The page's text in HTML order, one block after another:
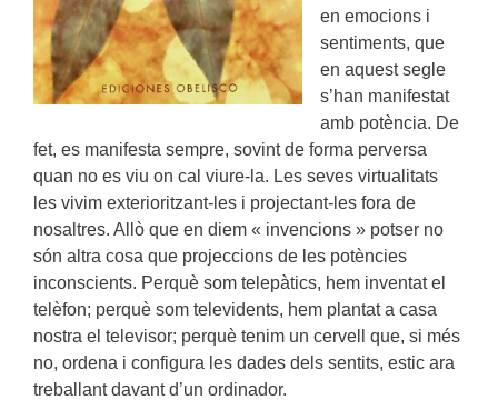
en emocions i
sentiments, que
en aquest segle
s’han manifestat
amb potència. De
fet, es manifesta sempre, sovint de forma perversa
quan no es viu on cal viure-la. Les seves virtualitats
les vivim exterioritzant-les i projectant-les fora de
nosaltres. Allò que en diem « invencions » potser no
són altra cosa que projeccions de les potències
inconscients. Perquè som telepàtics, hem inventat el
telèfon; perquè som televidents, hem plantat a casa
nostra el televisor; perquè tenim un cervell que, si més
no, ordena i configura les dades dels sentits, estic ara
treballant davant d’un ordinador.